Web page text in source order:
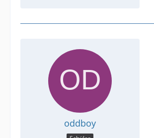
oddboy